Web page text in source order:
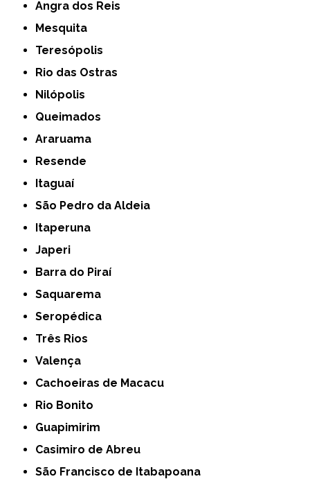
Angra dos Reis
Mesquita
Teresópolis
Rio das Ostras
Nilópolis
Queimados
Araruama
Resende
Itaguaí
São Pedro da Aldeia
Itaperuna
Japeri
Barra do Piraí
Saquarema
Seropédica
Três Rios
Valença
Cachoeiras de Macacu
Rio Bonito
Guapimirim
Casimiro de Abreu
São Francisco de Itabapoana